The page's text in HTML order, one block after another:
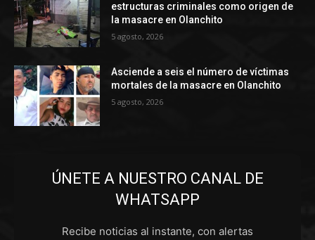
estructuras criminales como origen de
la masacre en Olanchito
5 agosto, 2026
Asciende a seis el número de víctimas
mortales de la masacre en Olanchito
5 agosto, 2026
ÚNETE A NUESTRO CANAL DE
WHATSAPP
Recibe noticias al instante, con alertas